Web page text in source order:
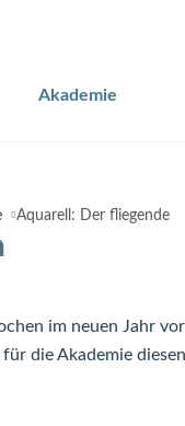
Akademie
Aquarell: Der fliegende
im neuen Jahr
die Akademie